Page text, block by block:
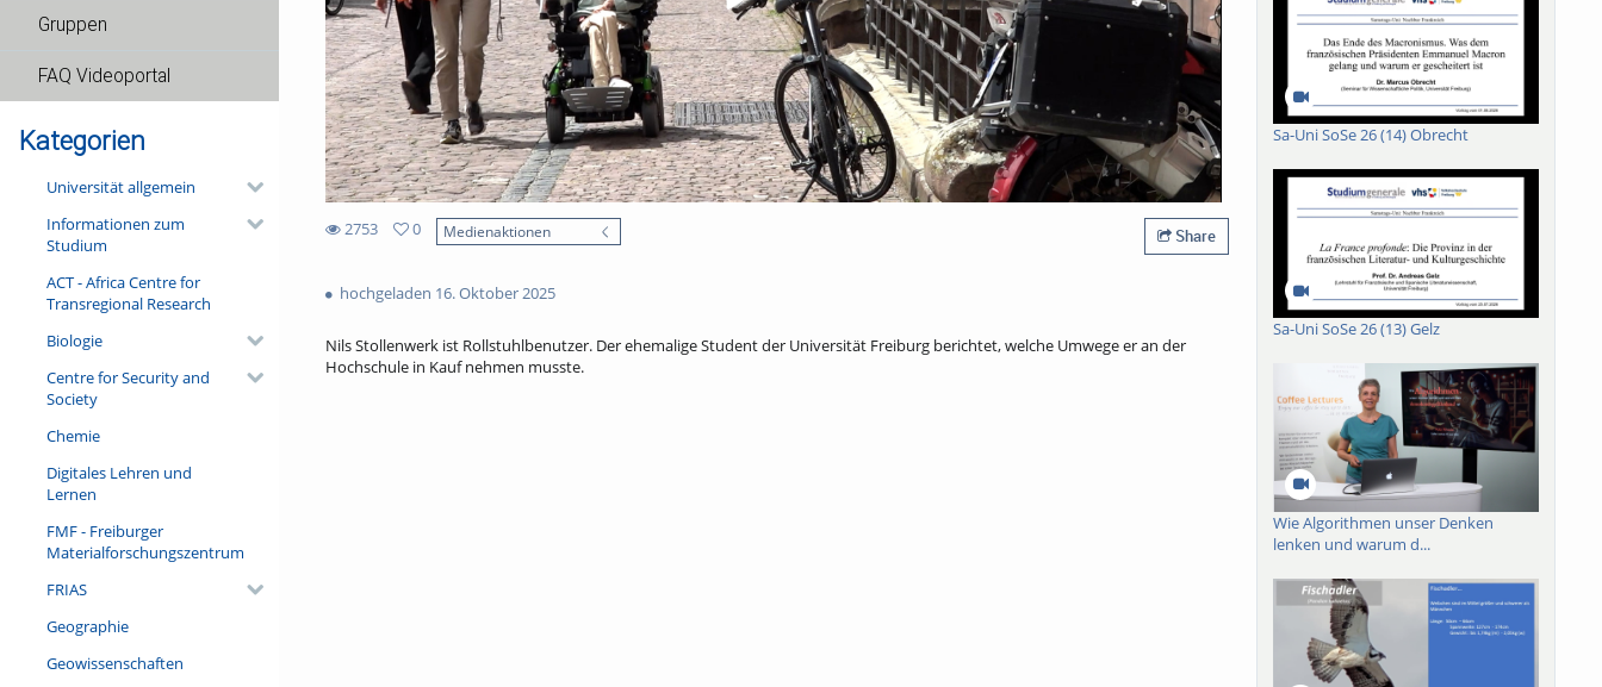
Gruppen
FAQ Videoportal
Kategorien
Universität allgemein
Informationen zum
Studium
ACT - Africa Centre for
Transregional Research
Biologie
Centre for Security and
Society
Chemie
Digitales Lehren und
Lernen
FMF - Freiburger
Materialforschungszentrum
FRIAS
Geographie
Geowissenschaften
2753
views
0
Medienaktionen Share
hochgeladen 16. Oktober 2025
Nils Stollenwerk ist Rollstuhlbenutzer. Der ehemalige Student der Universität Freiburg berichtet, welche Umwege er an der
Hochschule in Kauf nehmen musste.
Sa-Uni SoSe 26 (14) Obrecht
Sa-Uni SoSe 26 (13) Gelz
Wie Algorithmen unser Denken
lenken und warum d...